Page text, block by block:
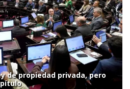
de propiedad privada, pero